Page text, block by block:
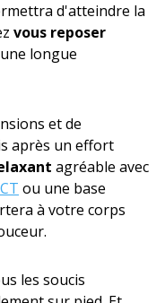
d'atteindre la
vous reposer
longue
et de
après un effort
agréable avec
ou une base
à votre corps
les soucis